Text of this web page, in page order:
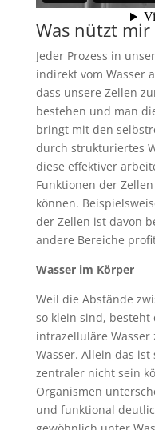
Was nützt mir
Jeder Prozess in
indirekt vom Wasser
dass unsere Zellen
bestehen und man
bringt mit den
durch strukturiertes
diese effektiver
Funktionen der
können.
der Zellen ist davon
andere Bereiche
Wasser im Körper
Weil die Abstände
so klein sind,
intrazelluläre Wasser
Wasser. Allein das
zentraler nicht sein
Organismen
und funktional